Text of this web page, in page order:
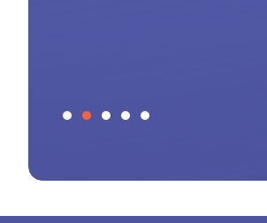
Slide 2 of 5.